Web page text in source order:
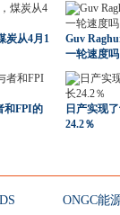
炭从4月1
Guv
一轮速度
和FPI的
日产实现
24.2％
ONGC能